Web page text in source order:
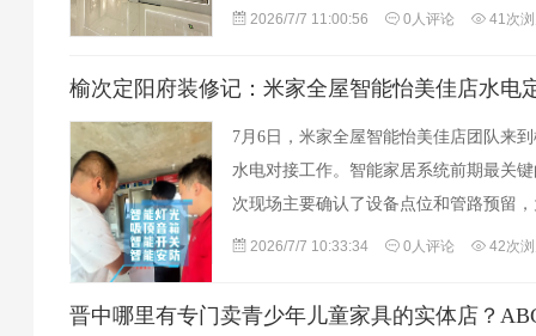
务实的儿童房设计方案，可以作为装修
2026/7/7 11:00:56 0人评论 41次
榆次定阳府装修记：米家全屋智能怡美佳店水电
7月6日，米家全屋智能怡美佳店团队来
水电对接工作。智能家居系统前期最关
次现场主要确认了设备点位和管路预留
光与开关布局现场对照图纸，确定了全
2026/7/7 10:33:34 0人评论 42次